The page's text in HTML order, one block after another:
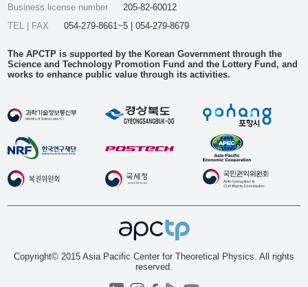
Business license number
205-82-60012
TEL | FAX
054-279-8661~5 | 054-279-8679
The APCTP is supported by the Korean Government through the
Science and Technology Promotion Fund and the Lottery Fund, and
works to enhance public value through its activities.
Copyright© 2015 Asia Pacific Center for Theoretical Physics. All rights
reserved.